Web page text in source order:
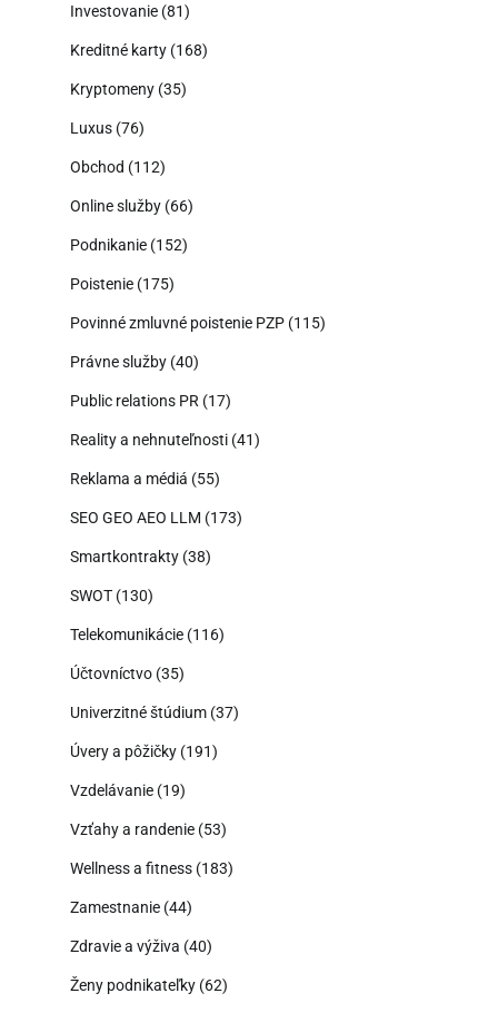
Investovanie (81)
Kreditné karty (168)
Kryptomeny (35)
Luxus (76)
Obchod (112)
Online služby (66)
Podnikanie (152)
Poistenie (175)
Povinné zmluvné poistenie PZP (115)
Právne služby (40)
Public relations PR (17)
Reality a nehnuteľnosti (41)
Reklama a médiá (55)
SEO GEO AEO LLM (173)
Smartkontrakty (38)
SWOT (130)
Telekomunikácie (116)
Účtovníctvo (35)
Univerzitné štúdium (37)
Úvery a pôžičky (191)
Vzdelávanie (19)
Vzťahy a randenie (53)
Wellness a fitness (183)
Zamestnanie (44)
Zdravie a výživa (40)
Ženy podnikateľky (62)